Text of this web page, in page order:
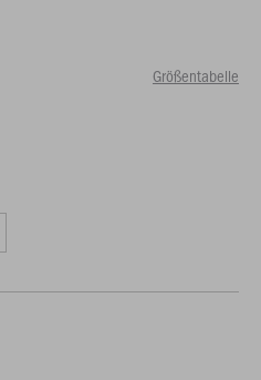
Größentabelle